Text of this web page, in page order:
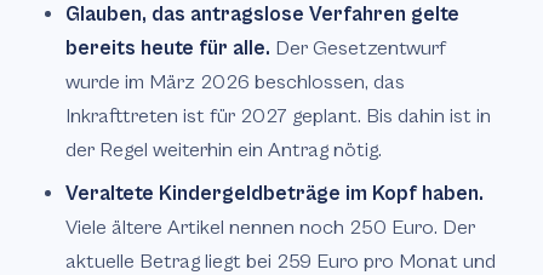
Glauben, das antragslose Verfahren gelte
bereits heute für alle. Der Gesetzentwurf
wurde im März 2026 beschlossen, das
Inkrafttreten ist für 2027 geplant. Bis dahin ist in
der Regel weiterhin ein Antrag nötig.
Veraltete Kindergeldbeträge im Kopf haben.
Viele ältere Artikel nennen noch 250 Euro. Der
aktuelle Betrag liegt bei 259 Euro pro Monat und